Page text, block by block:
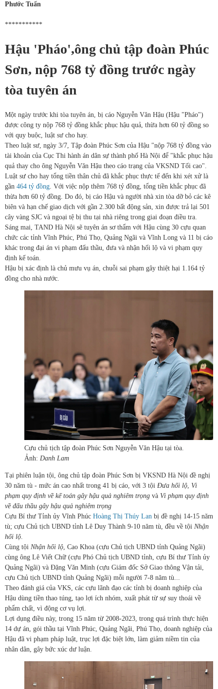
Phước Tuấn
***********
Hậu 'Pháo',ông chủ tập đoàn Phúc
Sơn, nộp 768 tỷ đồng trước ngày
tòa tuyên án
Một ngày trước khi tòa tuyên án, bị cáo Nguyễn Văn Hậu (Hậu "Pháo")
được công ty nộp 768 tỷ đồng khắc phục hậu quả, thừa hơn 60 tỷ đồng so
với quy buộc, luật sư cho hay.
Theo luật sư, ngày 3/7, Tập đoàn Phúc Sơn của Hậu "nộp 768 tỷ đồng vào
tài khoản của Cục Thi hành án dân sự thành phố Hà Nội để "khắc phục hậu
quả thay cho ông Nguyễn Văn Hậu theo cáo trạng của VKSND Tối cao".
Luật sư cho hay tổng tiền thân chủ đã khắc phục thực tế đến khi xét xử là
gần 464 tỷ đồng . Với việc nộp thêm 768 tỷ đồng, tổng tiền khắc phục đã
thừa hơn 60 tỷ đồng. Do đó, bị cáo Hậu và người nhà xin tòa dỡ bỏ các kê
biên và hạn chế giao dịch với gần 2.300 bất động sản, xin được trả lại 501
cây vàng SJC và ngoại tệ bị thu tại nhà riêng trong giai đoạn điều tra.
Sáng mai, TAND Hà Nội sẽ tuyên án sơ thẩm với Hậu cùng 30 cựu quan
chức các tỉnh Vĩnh Phúc, Phú Thọ, Quảng Ngãi và Vĩnh Long và 11 bị cáo
khác trong đại án vi phạm đấu thầu, đưa và nhận hối lộ và vi phạm quy
định kế toán.
Hậu bị xác định là chủ mưu vụ án, chuỗi sai phạm gây thiệt hại 1.164 tỷ
đồng cho nhà nước.
Cựu chủ tịch tập đoàn Phúc Sơn Nguyễn Văn Hậu tại tòa.
Ảnh: Danh Lam
Tại phiên luận tội, ông chủ tập đoàn Phúc Sơn bị VKSND Hà Nội đề nghị
30 năm tù - mức án cao nhất trong 41 bị cáo, với 3 tội Đưa hối lộ Vi
phạm quy định về kế toán gây hậu quả nghiêm trọng và Vi phạm quy định
về đấu thầu gây hậu quả nghiêm trọng
Cựu Bí thư Tỉnh ủy Vĩnh Phúc Hoàng Thị Thúy Lan bị đề nghị 14-15 năm
tù; cựu Chủ tịch UBND tỉnh Lê Duy Thành 9-10 năm tù, đều về tội Nhận
hối lộ
Cùng tội Nhận hối lộ , Cao Khoa (cựu Chủ tịch UBND tỉnh Quảng Ngãi)
cùng ông Lê Viết Chữ (cựu Phó Chủ tịch UBND tỉnh, cựu Bí thư Tỉnh ủy
Quảng Ngãi) và Đặng Văn Minh (cựu Giám đốc Sở Giao thông Vận tải,
cựu Chủ tịch UBND tỉnh Quảng Ngãi) mỗi người 7-8 năm tù...
Theo đánh giá của VKS, các cựu lãnh đạo các tỉnh bị doanh nghiệp của
Hậu dùng tiền thao túng, tạo lợi ích nhóm, xuất phát từ sự suy thoái về
phẩm chất, vì động cơ vụ lợi.
Lợi dụng điều này, trong 15 năm từ 2008-2023, trong quá trình thực hiện
14 dự án, gói thầu tại Vĩnh Phúc, Quảng Ngãi, Phú Thọ, doanh nghiệp của
Hậu đã vi phạm pháp luật, trục lợi đặc biệt lớn, làm giảm niềm tin của
nhân dân, gây bức xúc dư luận.